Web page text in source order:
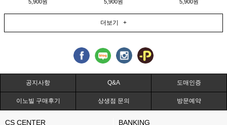
5,900원
5,900원
5,900원
더보기 +
공지사항 Q&A 도매인증
이노빌 구매후기 상생점 문의 방문예약
CS CENTER BANKING